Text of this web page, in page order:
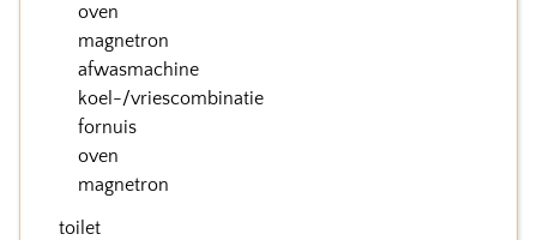
oven
magnetron
afwasmachine
koel-/vriescombinatie
fornuis
oven
magnetron
toilet